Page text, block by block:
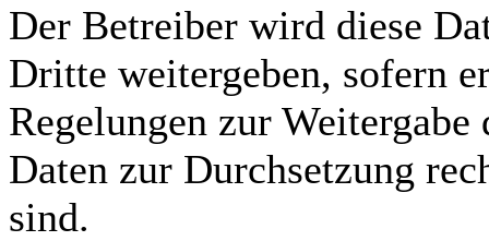
Der Betreiber wird diese
Dritte weitergeben, sofern
Regelungen zur
Daten zur Durchsetzung
sind.